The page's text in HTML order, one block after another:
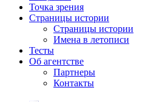
Точка зрения
Страницы истории
Страницы истории
Имена в летописи
Тесты
Об агентстве
Партнеры
Контакты